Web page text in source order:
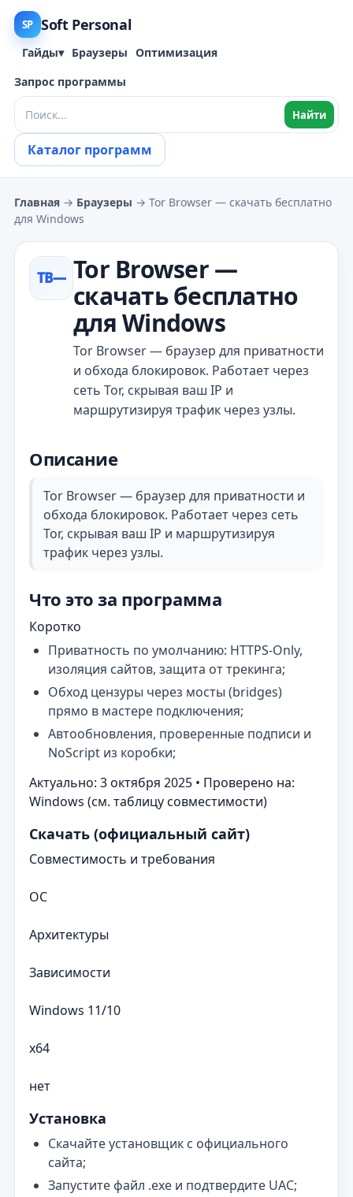
SP Soft Personal
Гайды▾ Браузеры Оптимизация
Запрос программы
Найти
Каталог программ
Главная → Браузеры → Tor Browser — скачать бесплатно
для Windows
TB— Tor Browser —
скачать бесплатно
для Windows
Tor Browser — браузер для приватности
и обхода блокировок. Работает через
сеть Tor, скрывая ваш IP и
маршрутизируя трафик через узлы.
Описание
Tor Browser — браузер для приватности и
обхода блокировок. Работает через сеть
Tor, скрывая ваш IP и маршрутизируя
трафик через узлы.
Что это за программа
Коротко
Приватность по умолчанию: HTTPS‑Only,
изоляция сайтов, защита от трекинга;
Обход цензуры через мосты (bridges)
прямо в мастере подключения;
Автообновления, проверенные подписи и
NoScript из коробки;
Актуально: 3 октября 2025 • Проверено на:
Windows (см. таблицу совместимости)
Скачать (официальный сайт)
Совместимость и требования
ОС
Архитектуры
Зависимости
Windows 11/10
x64
нет
Установка
Скачайте установщик с официального
сайта;
Запустите файл .exe и подтвердите UAC;